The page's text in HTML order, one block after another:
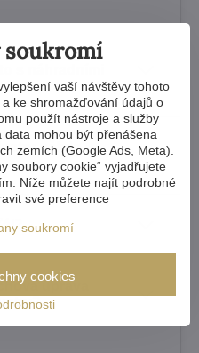
zakoupený
s náhradními
někde
úprava
soukromí
vaší návštěvy tohoto
ke shromažďování údajů o
použít nástroje a služby
mohou být přenášena
zemích (Google Ads, Meta).
soubory cookie“ vyjadřujete
Níže můžete najít podrobné
své preference
soukromí
cookies